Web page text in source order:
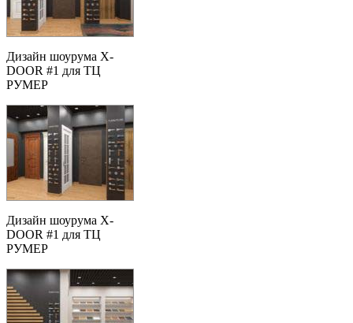
Дизайн шоурума X-
DOOR #1 для ТЦ
РУМЕР
Дизайн шоурума X-
DOOR #1 для ТЦ
РУМЕР